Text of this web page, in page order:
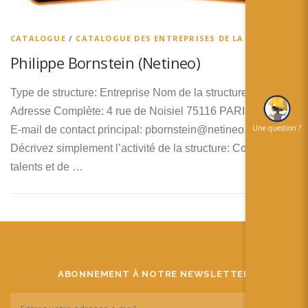
Español
CATALOGUE / CATALOGUE DES ENTREPRISES DE LA RA
Philippe Bornstein (Netineo)
Type de structure: Entreprise Nom de la structure: Netineo
Adresse Complète: 4 rue de Noisiel 75116 PARIS France
E-mail de contact principal: pbornstein@netineo.com
Décrivez simplement l’activité de la structure: Collectif de
talents et de …
ABONNEMENT À NOTRE NEWSLETTER
Une question ?